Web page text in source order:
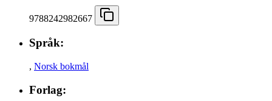
9788242982667
Språk:
, Norsk bokmål
Forlag: